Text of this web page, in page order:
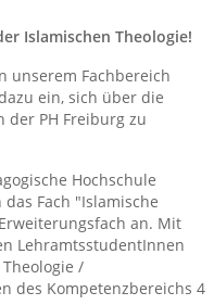
Islamischen Theologie!
unserem Fachbereich
ein, sich über die
der PH Freiburg zu
Hochschule
Fach "Islamische
an. Mit
LehramtsstudentInnen
/
des Kompetenzbereichs 4